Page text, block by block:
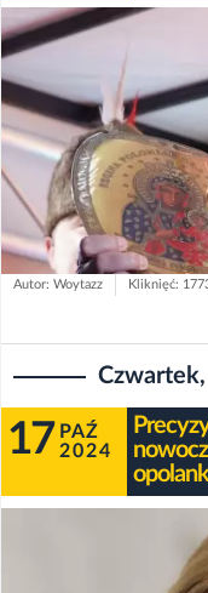
Autor: Woytazz Kliknięć:
17 PAŹ
2024